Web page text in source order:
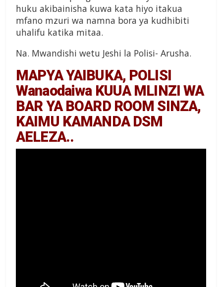
huku akibainisha kuwa kata hiyo itakua
mfano mzuri wa namna bora ya kudhibiti
uhalifu katika mitaa.
Na. Mwandishi wetu Jeshi la Polisi- Arusha.
MAPYA YAIBUKA, POLISI
Wanaodaiwa KUUA MLINZI WA
BAR YA BOARD ROOM SINZA,
KAIMU KAMANDA DSM
AELEZA..